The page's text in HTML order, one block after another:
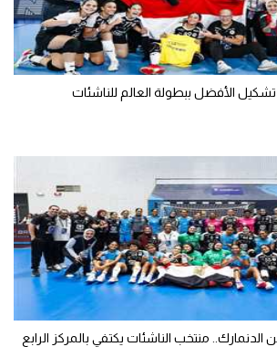
الأفضل ببطولة العالم للناشئات
منتخب الناشئات يكتفي بالمركز الرابع